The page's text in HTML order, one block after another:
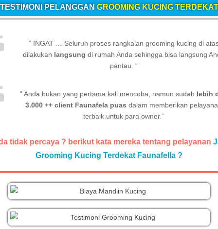
TESTIMONI PELANGGAN GROOMING KUCING TERDEKAT
” INGAT … Seluruh proses rangkaian grooming kucing di
dilakukan langsung di rumah Anda sehingga bisa langsung
pantau. “
” Anda bukan yang pertama kali mencoba, namun sudah lebih
3.000 ++ client Faunafela puas dalam memberikan
terbaik untuk para owner.”
tidak percaya ? berikut kata mereka tentang pelayanan
Grooming Kucing Terdekat Faunafella ?